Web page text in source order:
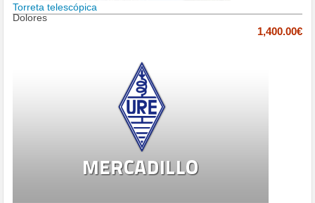
Torreta telescópica
Dolores
1,400.00€